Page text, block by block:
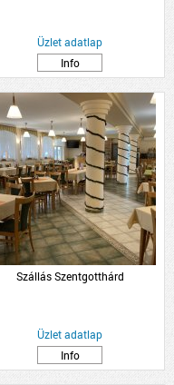
Üzlet adatlap
Info
Szállás Szentgotthárd
Üzlet adatlap
Info